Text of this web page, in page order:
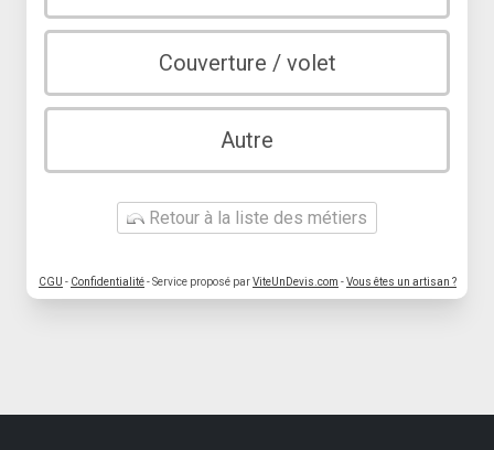
Couverture / volet
Autre
Retour à la liste des métiers
CGU - Confidentialité- Service proposé parViteUnDevis.com -Vous êtes un artisan ?